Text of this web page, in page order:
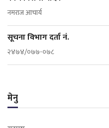
नमराज आचार्य
सूचना विभाग दर्ता नं.
२४७४/०७७-०७८
मेनु